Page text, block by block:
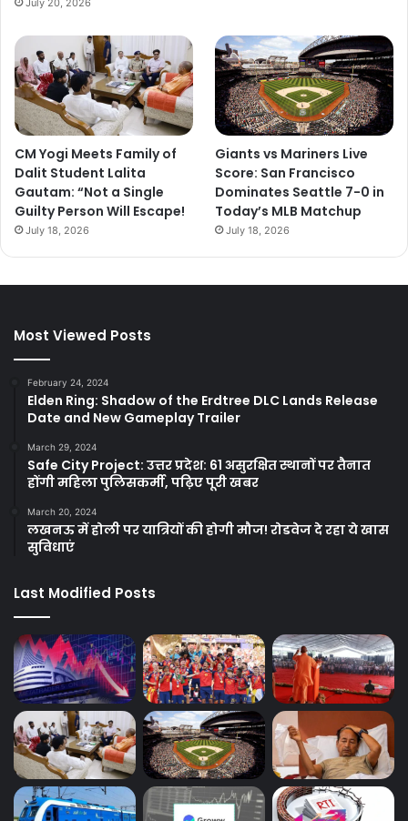
July 20, 2026
CM Yogi Meets Family of
Dalit Student Lalita
Gautam: “Not a Single
Guilty Person Will Escape!
July 18, 2026
Giants vs Mariners Live
Score: San Francisco
Dominates Seattle 7-0 in
Today’s MLB Matchup
July 18, 2026
Most Viewed Posts
February 24, 2024
Elden Ring: Shadow of the Erdtree DLC Lands Release
Date and New Gameplay Trailer
March 29, 2024
Safe City Project: उत्तर प्रदेश: 61 असुरक्षित स्थानों पर तैनात
होंगी महिला पुलिसकर्मी, पढ़िए पूरी खबर
March 20, 2024
लखनऊ में होली पर यात्रियों की होगी मौज! रोडवेज दे रहा ये खास
सुविधाएं
Last Modified Posts